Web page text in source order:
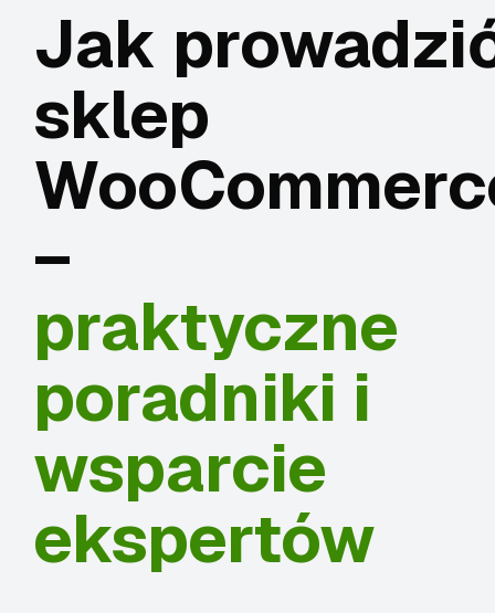
Jak
sklep
–
praktyczne
poradniki i
wsparcie
ekspertów